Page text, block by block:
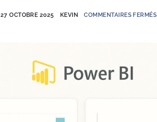
27 OCTOBRE 2025 KEVIN COMMENTAIRES FERMÉS